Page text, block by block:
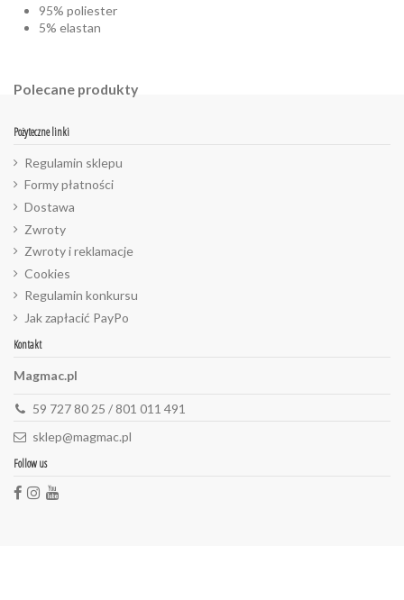
95% poliester
5% elastan
Polecane produkty
Pożyteczne linki
Regulamin sklepu
Formy płatności
Dostawa
Zwroty
Zwroty i reklamacje
Cookies
Regulamin konkursu
Jak zapłacić PayPo
Kontakt
Magmac.pl
59 727 80 25 / 801 011 491
sklep@magmac.pl
Follow us